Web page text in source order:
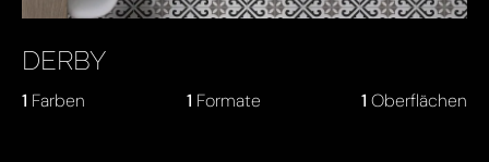
DERBY
1 Farben 1 Formate 1 Oberflächen